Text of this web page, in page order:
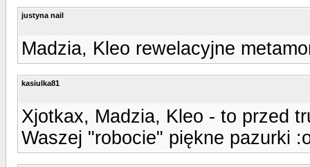
justyna nail
Madzia, Kleo rewelacyjne
kasiulka81
Xjotkax, Madzia, Kleo - to przed
Waszej "robocie" piękne pazurki